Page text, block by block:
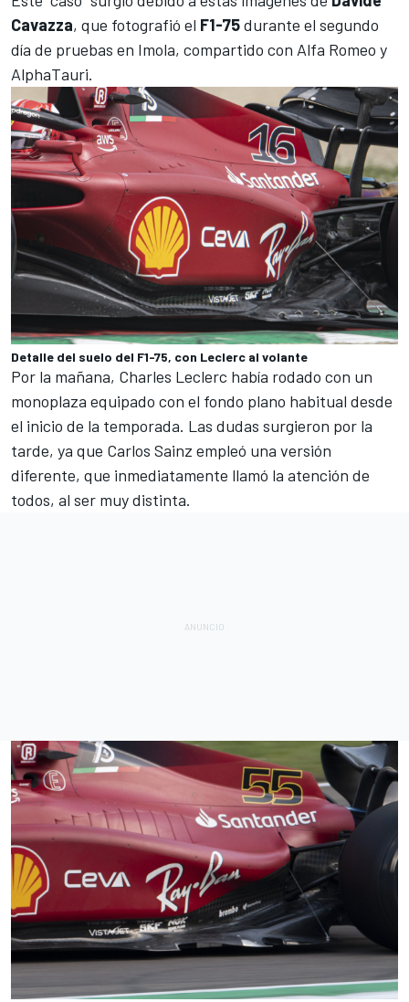
Cavazza, que fotografió el F1-75durante el segundo
día de pruebas en Imola, compartido con Alfa Romeo y
AlphaTauri.
Detalle del suelo del F1-75, con Leclerc al volante
Por la mañana, Charles Leclerc había rodado con un
monoplaza equipado con el fondo plano habitual desde
el inicio de la temporada. Las dudas surgieron por la
tarde, ya que Carlos Sainz empleó una versión
diferente, que inmediatamente llamó la atención de
todos, al ser muy distinta.